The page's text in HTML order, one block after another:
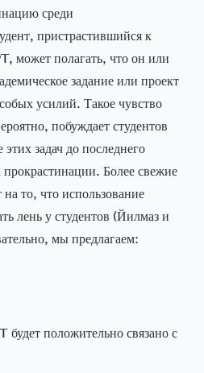
среди
пристрастившийся к
может полагать, что он или
задание или проект
усилий. Такое чувство
побуждает студентов
задач до последнего
Более свежие
то, что использование
лень у студентов (Йилмаз и
мы предлагаем:
положительно связано с